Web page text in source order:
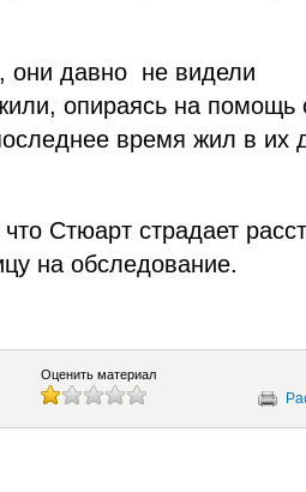
они давно не видели
опираясь на помощь
время жил в их
Стюарт страдает
на обследование.
Оценить материал